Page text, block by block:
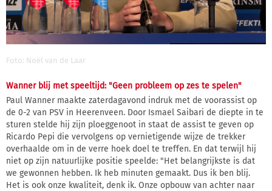
Foto: Noël van de Laar
Wanner blij met speeltijd: "Geen probleem op zes te spelen"
Paul Wanner maakte zaterdagavond indruk met de voorassist op
de 0-2 van PSV in Heerenveen. Door Ismael Saibari de diepte in te
sturen stelde hij zijn ploeggenoot in staat de assist te geven op
Ricardo Pepi die vervolgens op vernietigende wijze de trekker
overhaalde om in de verre hoek doel te treffen. En dat terwijl hij
niet op zijn natuurlijke positie speelde: "Het belangrijkste is dat
we gewonnen hebben. Ik heb minuten gemaakt. Dus ik ben blij.
Het is ook onze kwaliteit, denk ik. Onze opbouw van achter naar